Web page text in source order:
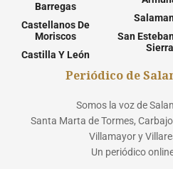
Barregas
Castellanos De
Moriscos
Castilla Y León
San
Sierra
Periódico de
Somos la voz de
Santa Marta de Tormes,
Villamayor y
Un periódico